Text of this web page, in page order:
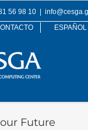
56 98 10
ESPAÑOL
Future